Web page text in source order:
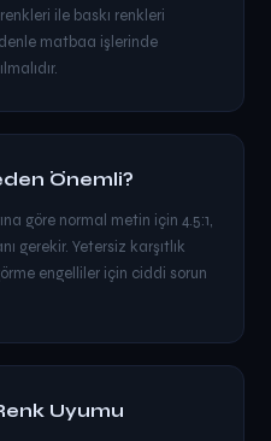
ile baskı renkleri
matbaa işlerinde
Önemli?
göre normal metin için 4.5:1,
gerekir. Yetersiz karşıtlık
engelliler için ciddi sorun
Uyumu